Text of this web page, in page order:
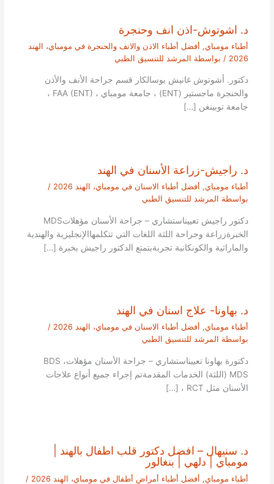
د. اشوتوش-اذن انف وحنجرة
أطباء مومباي, أفضل أطباء الاذن والانف والحنجرة في مومباي، الهند
2026 / بواسطة المرشد للتنسيق الطبي
دكتور. أشوتوش غانيش بوسالكار قسم جراحة الأنف والأذن
والحنجرة ماجستير (ENT) ، جامعة مومباي ، FAA (ENT) ،
جامعة توبينغن […]
د. راجيش-زراعة الأسنان في الهند
أطباء مومباي, أفضل أطباء الاسنان في مومباي، الهند 2026
/
بواسطة المرشد للتنسيق الطبي
دكتور راجيش تعييناستشاري – جراحة الأسنان مؤهلاتMDS
الخبرةزراعة وجراحة اللثة اللغات التي تتكلمهاالإنجليزية والهندية
والماراثية والكونكانية تجربةيتمتع الدكتور راجيش بخبرة […]
د. بهاونا- علاج اسنان في الهند
أطباء مومباي, أفضل أطباء الاسنان في مومباي، الهند 2026
/
بواسطة المرشد للتنسيق الطبي
دكتورة بهاونا تعييناستشاري – جراحة الأسنان مؤهلاتBDS ،
MDS (اللثة) الخدمات المقدمةتم إجراء جميع أنواع علاجات
الأسنان مثل RCT ، […]
د. سنيهال – افضل دكتور قلب اطفال بالهند |
مومباي | دلهي | بنغالور
أطباء مومباي, أفضل أطباء أمراض أطفال في مومباي، الهند 2026
/